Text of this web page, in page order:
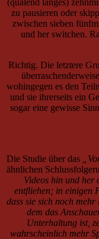
zu pausieren oder
zwischen sieben
und her switchen.
Richtig. Die letztere
wohingegen es den
und sie ihrerseits ein
sogar eine gewisse
Die Studie über das
ähnlichen
Videos hin und her
entfliehen; in einigen
dass sie sich noch
dem das
Unterhaltung ist,
wahrscheinlich mehr